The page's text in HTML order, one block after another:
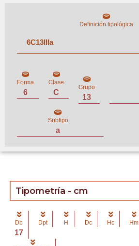
Definición tipológica
6C13IIIa
Forma
6
Clase
C
Grupo
13
Subtipo
a
Tipometría - cm
Db
17
Dpt H Dc Hc Hm